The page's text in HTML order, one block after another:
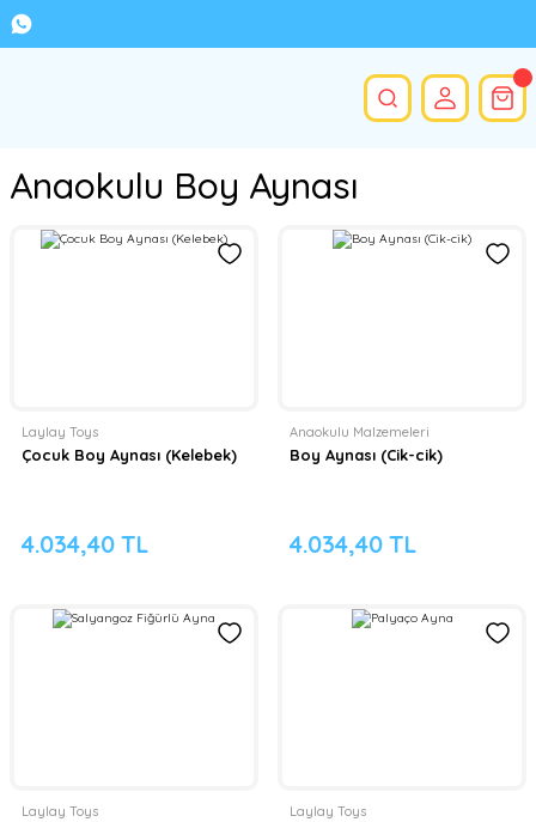
Anaokulu Boy Aynası
Laylay Toys
Çocuk Boy Aynası (Kelebek)
4.034,40 TL
Anaokulu Malzemeleri
Boy Aynası (Cik-cik)
4.034,40 TL
Laylay Toys Laylay Toys